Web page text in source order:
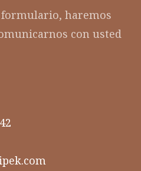
haremos
con usted